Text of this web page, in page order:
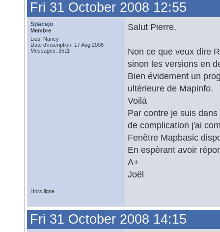
Fri 31 October 2008 12:55
Spacejo
Membre
Lieu: Nancy
Date d'inscription: 17 Aug 2008
Messages: 2511
Salut Pierre,
Non ce que veux dire
sinon les versions en
Bien évidement un
ultérieure de Mapinfo.
Voilà
Par contre je suis
de complication j'ai
Fenêtre Mapbasic
En espèrant avoir
A+
Joël
Hors ligne
Fri 31 October 2008 14:15